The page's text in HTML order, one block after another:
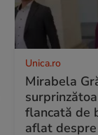
Unica.ro
Mirabela
flancată de
aflat